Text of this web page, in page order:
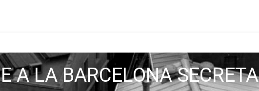
A LA BARCELONA SECRETA